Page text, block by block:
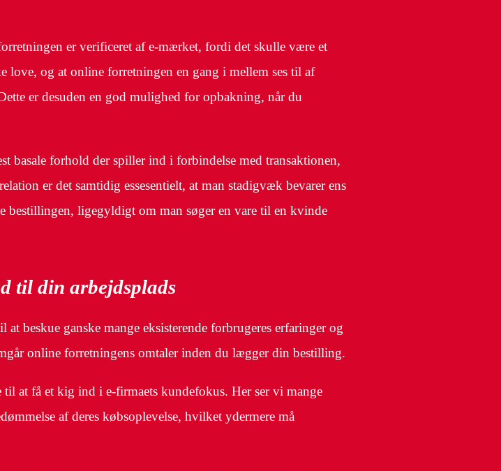
er verificeret af e-mærket, fordi det skulle være et
love, og at online forretningen en gang i mellem ses til af
er desuden en god mulighed for opbakning, når du
basale forhold der spiller ind i forbindelse med transaktionen,
er det samtidig essesentielt, at man stadigvæk bevarer ens
bestillingen, ligegyldigt om man søger en vare til en kvinde
til din arbejdsplads
beskue ganske mange eksisterende forbrugeres erfaringer og
online forretningens omtaler inden du lægger din bestilling.
at få et kig ind i e-firmaets kundefokus. Her ser vi mange
af deres købsoplevelse, hvilket ydermere må